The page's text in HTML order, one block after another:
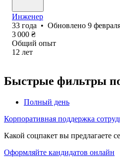
Инженер
33 года • Обновлено 9
3 000 ₴
Общий опыт
12 лет
Быстрые фильтры
Полный день
Корпоративная поддержка
Какой соцпакет вы предлагаете
Оформляйте кандидатов онлайн